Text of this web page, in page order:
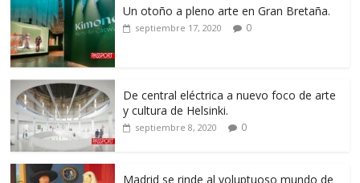
Un otoño a pleno arte en Gran Bretaña.
septiembre 17, 2020 0
De central eléctrica a nuevo foco de arte
y cultura de Helsinki.
septiembre 8, 2020 0
Madrid se rinde al voluptuoso mundo de